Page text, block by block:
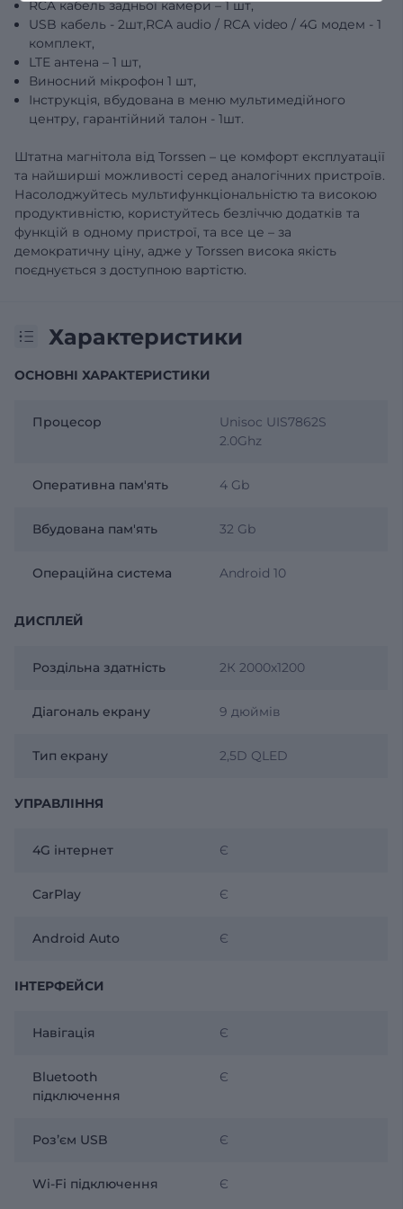
RCA кабель задньої камери – 1 шт,
USB кабель - 2шт,RCA audio / RCA video / 4G модем - 1
комплект,
LTE антена – 1 шт,
Виносний мікрофон 1 шт,
Інструкція, вбудована в меню мультимедійного
центру, гарантійний талон - 1шт.
Штатна магнітола від Torssen – це комфорт експлуатації
та найширші можливості серед аналогічних пристроїв.
Насолоджуйтесь мультифункціональністю та високою
продуктивністю, користуйтесь безліччю додатків та
функцій в одному пристрої, та все це – за
демократичну ціну, адже у Torssen висока якість
поєднується з доступною вартістю.
Характеристики
ОСНОВНІ ХАРАКТЕРИСТИКИ
Процесор
Unisoc UIS7862S
2.0Ghz
Оперативна пам'ять 4 Gb
Вбудована пам'ять 32 Gb
Операційна система Android 10
ДИСПЛЕЙ
Роздільна здатність 2К 2000х1200
Діагональ екрану 9 дюймів
Тип екрану 2,5D QLED
УПРАВЛІННЯ
4G інтернет Є
CarPlay Є
Android Auto Є
ІНТЕРФЕЙСИ
Навігація Є
Bluetooth
підключення
Є
Розʼєм USB Є
Wi-Fi підключення Є